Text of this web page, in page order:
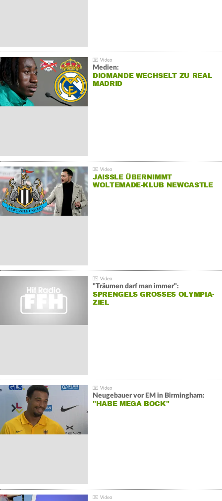
Medien:
DIOMANDE WECHSELT ZU REAL
MADRID
JAISSLE ÜBERNIMMT
WOLTEMADE-KLUB NEWCASTLE
"Träumen darf man immer":
SPRENGELS GROSSES OLYMPIA-Z
IEL
Neugebauer vor EM in Birmingham:
"HABE MEGA BOCK"